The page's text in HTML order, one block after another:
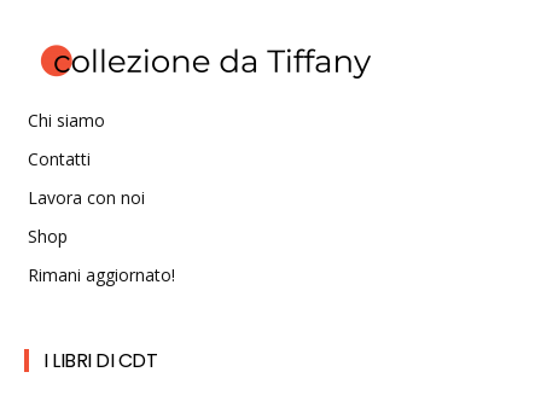
Chi siamo
Contatti
Lavora con noi
Shop
Rimani aggiornato!
I LIBRI DI CDT